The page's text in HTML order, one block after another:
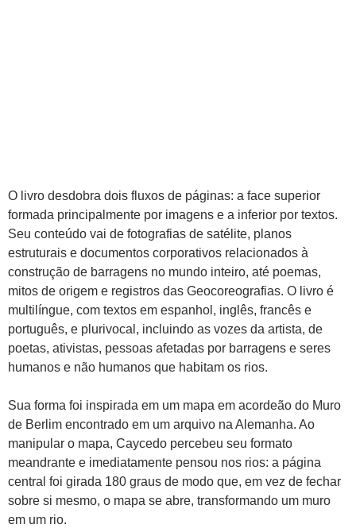
O livro desdobra dois fluxos de páginas: a face superior
formada principalmente por imagens e a inferior por textos.
Seu conteúdo vai de fotografias de satélite, planos
estruturais e documentos corporativos relacionados à
construção de barragens no mundo inteiro, até poemas,
mitos de origem e registros das Geocoreografias. O livro é
multilíngue, com textos em espanhol, inglês, francês e
português, e plurivocal, incluindo as vozes da artista, de
poetas, ativistas, pessoas afetadas por barragens e seres
humanos e não humanos que habitam os rios.
Sua forma foi inspirada em um mapa em acordeão do Muro
de Berlim encontrado em um arquivo na Alemanha. Ao
manipular o mapa, Caycedo percebeu seu formato
meandrante e imediatamente pensou nos rios: a página
central foi girada 180 graus de modo que, em vez de fechar
sobre si mesmo, o mapa se abre, transformando um muro
em um rio.